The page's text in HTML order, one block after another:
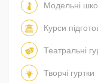
Модельні
Курси
Театральні
Творчі гуртки